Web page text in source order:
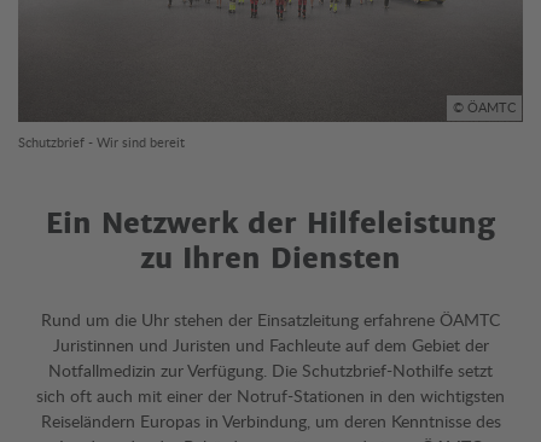
© ÖAMTC
Schutzbrief - Wir sind bereit
Ein Netzwerk der Hilfeleistung
zu Ihren Diensten
Rund um die Uhr stehen der Einsatzleitung erfahrene ÖAMTC
Juristinnen und Juristen und Fachleute auf dem Gebiet der
Notfallmedizin zur Verfügung. Die Schutzbrief-Nothilfe setzt
sich oft auch mit einer der Notruf-Stationen in den wichtigsten
Reiseländern Europas in Verbindung, um deren Kenntnisse des